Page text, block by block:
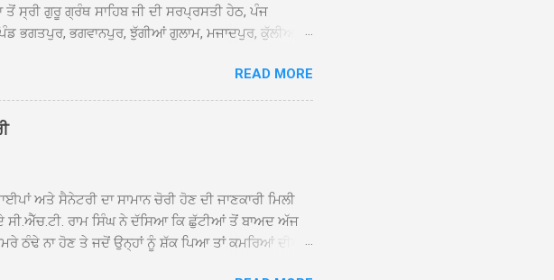
ਸ੍ਰੀ ਗੁਰੂ ਗ੍ਰੰਥ ਸਾਹਿਬ ਜੀ ਦੀ ਸਰਪ੍ਰਸਤੀ ਹੇਠ, ਪੰਜ
ਭਗਤਪੁਰ, ਭਗਵਾਨਪੁਰ, ਝੁੱਗੀਆਂ ਗੁਲਾਮ, ਮਜਾਦਪੁਰ, ਕੁੱਲੀਆਂ,
ਸ੍ਰੀ ਦਮਦਮਾ ਸਾਹਿਬ ਠੱਟਾ ਵਿਖੇ ਪਹੁੰਚਣ ’ਤੇ ਮੁੱਖ ਸੇਵਾਦਾਰ
ਗੂੰਜ ਵਿਚ ਨਿੱਘਾ ਸਵਾਗਤ ਕੀਤਾ ਗਿਆ। ਗੁਰਦੁਆਰਾ ਸ੍ਰੀ
ਹੋਈ। ਇਸ ਮੌਕੇ ਪੰਜ ਪਿਆਰੇ ਸਾਹਿਬਾਨ ਤੇ ਨਗਰ ਕੀਰਤਨ ਦੇ
ਬਾਬਾ ਹਰਜੀਤ ਸਿੰਘ ਵੱਲੋਂ ਸਿਰੋਪਾਓ ਦੇ ਕੇ ਵਿਸ਼ੇਸ਼ ਤੌਰ ’ਤੇ
READ MORE
ਅਤੇ ਸੈਨੇਟਰੀ ਦਾ ਸਾਮਾਨ ਚੋਰੀ ਹੋਣ ਦੀ ਜਾਣਕਾਰੀ ਮਿਲੀ
ਸੀ.ਐੱਚ.ਟੀ. ਰਾਮ ਸਿੰਘ ਨੇ ਦੱਸਿਆ ਕਿ ਛੁੱਟੀਆਂ ਤੋਂ ਬਾਅਦ ਅੱਜ
ਠੰਢੇ ਨਾ ਹੋਣ ਤੇ ਜਦੋਂ ਉਨ੍ਹਾਂ ਨੂੰ ਸ਼ੱਕ ਪਿਆ ਤਾਂ ਕਮਰਿਆਂ ਦੀਆਂ